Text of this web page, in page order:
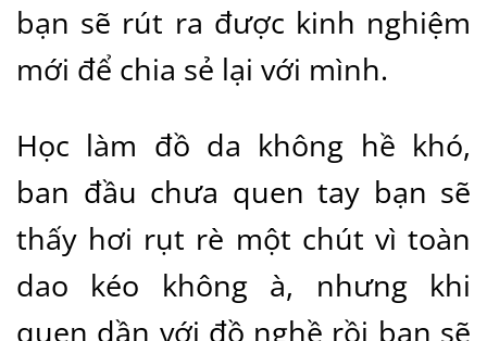
bạn sẽ rút ra được kinh nghiệm
mới để chia sẻ lại với mình.
Học làm đồ da không hề khó,
ban đầu chưa quen tay bạn sẽ
thấy hơi rụt rè một chút vì toàn
dao kéo không à, nhưng khi
quen dần với đồ nghề rồi bạn sẽ